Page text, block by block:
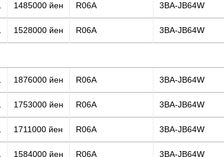
1485000 йен R06A 3BA-JB64W
1528000 йен R06A 3BA-JB64W
1876000 йен R06A 3BA-JB64W
1753000 йен R06A 3BA-JB64W
1711000 йен R06A 3BA-JB64W
1584000 йен R06A 3BA-JB64W